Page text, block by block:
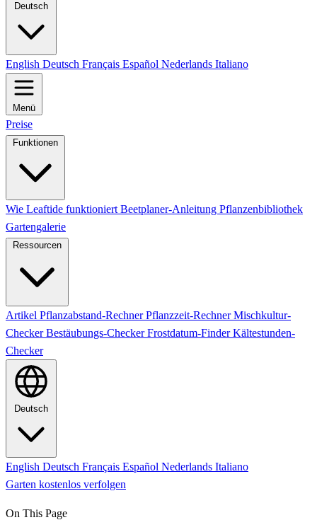
Deutsch
English Deutsch Français Español Nederlands Italiano
Menü
Preise
Funktionen
Wie Leaftide funktioniert Beetplaner-Anleitung Pflanzenbibliothek
Gartengalerie
Ressourcen
Artikel Pflanzabstand-RechnerPflanzzeit-RechnerMischkultur-
CheckerBestäubungs-CheckerFrostdatum-FinderKältestunden-
Checker
Deutsch
English Deutsch Français Español Nederlands Italiano
Garten kostenlos verfolgen
On This Page